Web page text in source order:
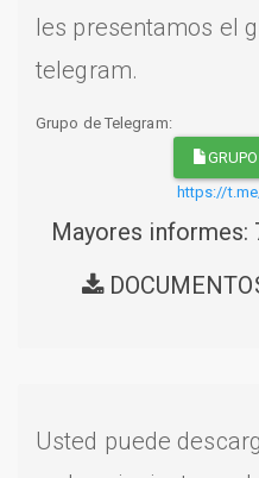
les presentamos el
telegram.
Grupo de Telegram:
https://
Mayores informes:
Usted puede